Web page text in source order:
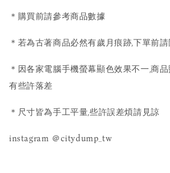
＊購買前請參考商品數據
＊若為古著商品必然有歲月痕跡,下單前
＊因各家電腦手機螢幕顯色效果不一,商
有些許落差
＊尺寸皆為手工平量,些許誤差煩請見諒
instagram ＠citydump_tw